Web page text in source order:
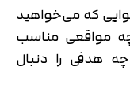
که می‌خواهید
مواقعی مناسب
هدفی را دنبال